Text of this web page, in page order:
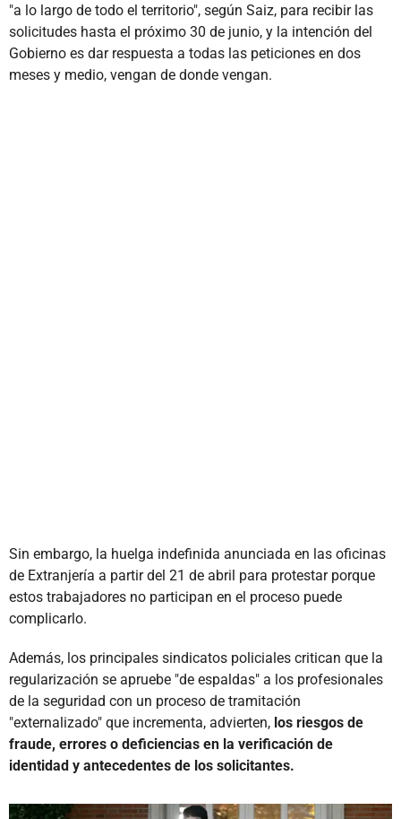
"a lo largo de todo el territorio", según Saiz, para recibir las
solicitudes hasta el próximo 30 de junio, y la intención del
Gobierno es dar respuesta a todas las peticiones en dos
meses y medio, vengan de donde vengan.
Sin embargo, la huelga indefinida anunciada en las oficinas
de Extranjería a partir del 21 de abril para protestar porque
estos trabajadores no participan en el proceso puede
complicarlo.
Además, los principales sindicatos policiales critican que la
regularización se apruebe "de espaldas" a los profesionales
de la seguridad con un proceso de tramitación
"externalizado" que incrementa, advierten, los riesgos de
fraude, errores o deficiencias en la verificación de
identidad y antecedentes de los solicitantes.